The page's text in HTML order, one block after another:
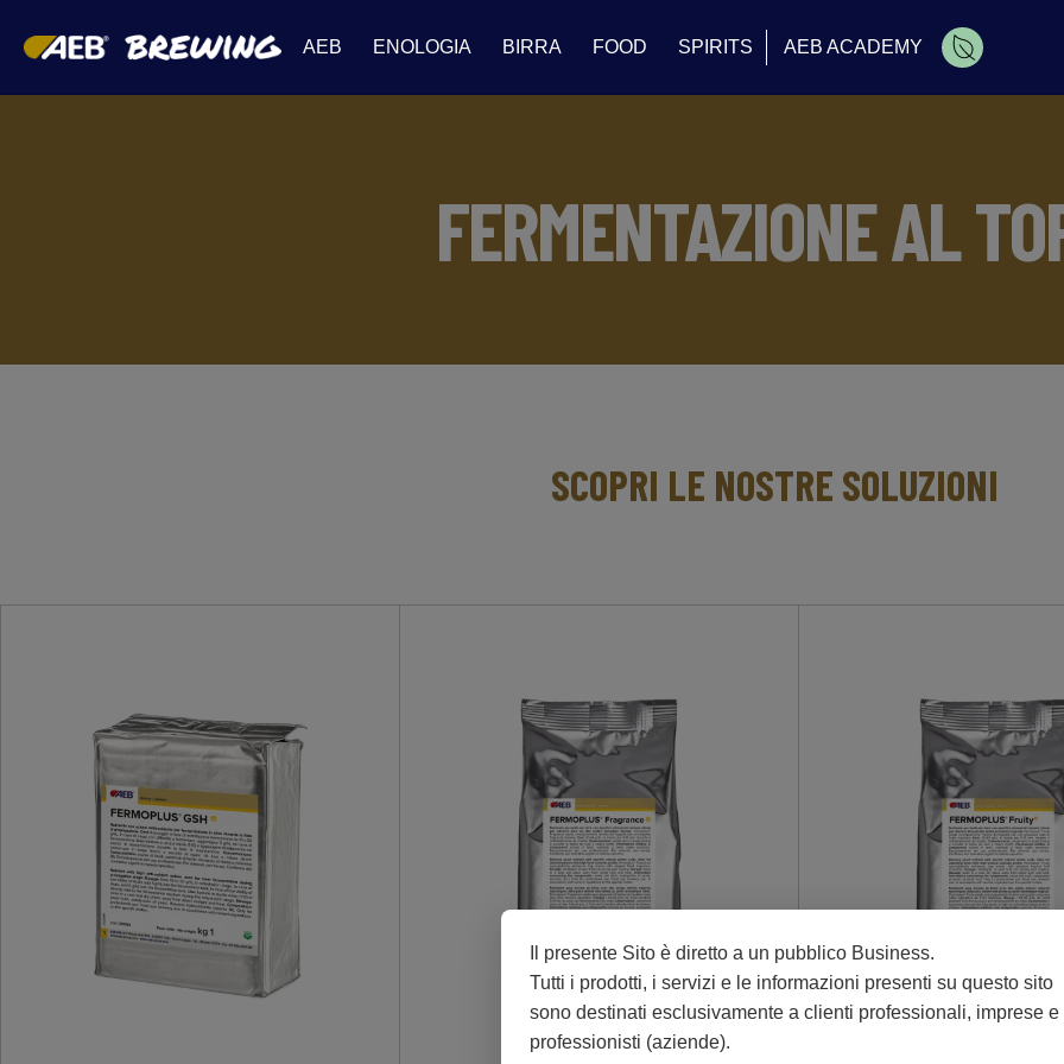
Il presente Sito è diretto a un pubblico Business.
Tutti i prodotti, i servizi e le informazioni presenti su questo sito
sono destinati esclusivamente a clienti professionali, imprese e
professionisti (aziende).
AEB ENOLOGIA BIRRA FOOD SPIRITS AEB ACADEMY
FERMENTAZIONE AL
SCOPRI LE NOSTRE SOLUZIONI